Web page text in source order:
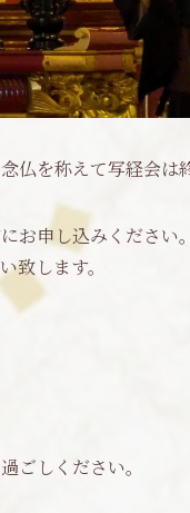
を称えて写経会は
申し込みください
致します。
ごしください。